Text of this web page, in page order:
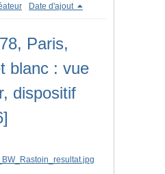
Date d'ajout
Paris,
blanc : vue
dispositif